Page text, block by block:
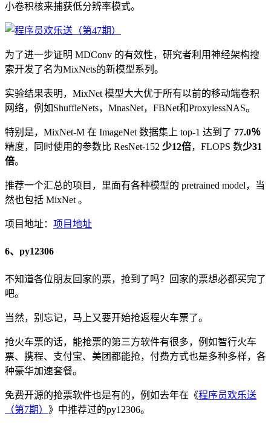
小卷积核来捕获低分辨率模式。
为了进一步证明 MDConv 的有效性，研究者利用神经架构搜
索开发了名为MixNets的新模型系列。
实验结果表明，MixNet 模型大大优于所有以前的移动端卷积
网络，例如ShuffleNets，MnasNet，FBNet和ProxylessNAS。
特别是，MixNet-M 在 ImageNet 数据集上 top-1 达到了 77.0％
精度，同时使用的参数比 ResNet-152 少12倍，FLOPS 数少31
倍。
推荐一个汇总的项目，里面有各种模型的 pretrained model，当
然也包括 MixNet 。
项目地址： 项目地址
6、py12306
不知道各位朋友回家的票，抢到了吗？回家的票想必都买完了
吧。
当然，别忘记，马上又要开始抢返程火车票了。
抢火车票的话，能抢票的第三方软件有很多，例如智行火车
票、携程、支付宝、美团都能抢，付费方式也是多种多样，各
种豪华加速套餐。
免费开源的抢票软件也是有的，例如去年在《程序员欢乐送
（第7期） 》中推荐过的py12306。